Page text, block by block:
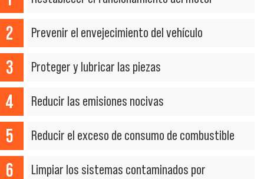
Prevenir el envejecimiento del vehículo
Proteger y lubricar las piezas
Reducir las emisiones nocivas
Reducir el exceso de consumo de combustible
Limpiar los sistemas contaminados por